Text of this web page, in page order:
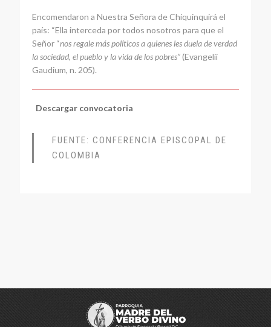
Encomendaron a Nuestra Señora de Chiquinquirá el
país: “Ella interceda por todos nosotros para que el
Señor “nos regale más políticos a quienes les duela de verdad
la sociedad, el pueblo y la vida de los pobres”(Evangelii
Gaudium, n. 205).
Descargar convocatoria
FUENTE: CONFERENCIA EPISCOPAL DE
COLOMBIA